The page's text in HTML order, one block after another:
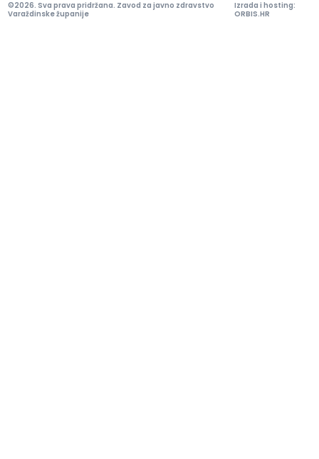
©2026. Sva prava pridržana. Zavod za javno zdravstvo
Varaždinske županije
Izrada i hosting:
ORBIS.HR